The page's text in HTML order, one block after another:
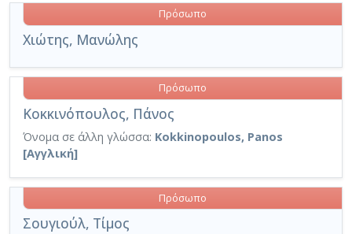
Χιώτης, Μανώλης
Πρόσωπο
Κοκκινόπουλος, Πάνος
Πρόσωπο
Όνομα σε άλλη γλώσσα: Kokkinopoulos, Panos
[Αγγλική]
Σουγιούλ, Τίμος
Πρόσωπο